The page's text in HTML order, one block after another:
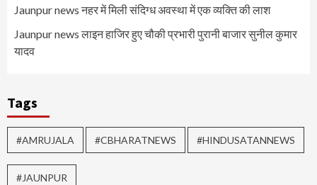
Jaunpur news नहर में मिली संदिग्ध अवस्था में एक व्यक्ति की लाश
Jaunpur news लाइन हाजिर हुए चौकी प्रभारी पुरानी बाजार सुनील कुमार
यादव
Tags
#AMRUJALA #CBHARATNEWS #HINDUSATANNEWS
#JAUNPUR